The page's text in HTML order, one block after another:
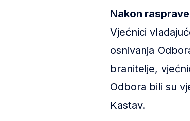
Nakon
Vjećnici
osnivanja
branitelje,
Odbora bili su
Kastav.